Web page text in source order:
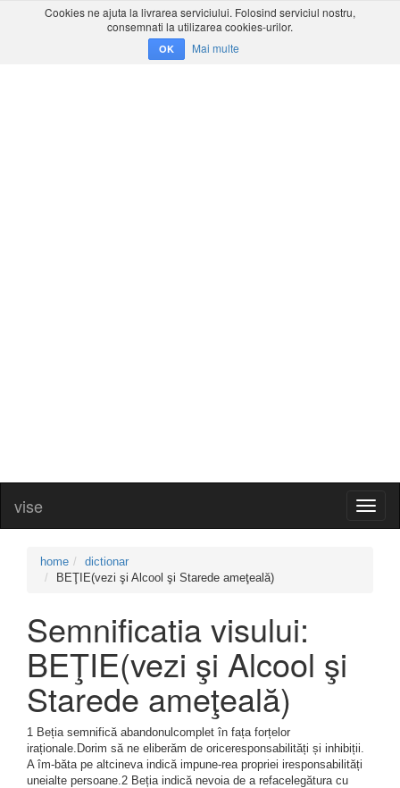
Cookies ne ajuta la livrarea serviciului. Folosind serviciul nostru,
consemnati la utilizarea cookies-urilor.
OK Mai multe
vise
home
dictionar
BEŢIE(vezi şi Alcool şi Starede ameţeală)
Semnificatia visului:
BEŢIE(vezi şi Alcool şi
Starede ameţeală)
1 Beția semnifică abandonulcomplet în fața forțelor
iraționale.Dorim să ne eliberăm de oriceresponsabilități și inhibiții.
A îm-băta pe altcineva indică impune-rea propriei iresponsabilități
uneialte persoane.2 Beția indică nevoia de a refacelegătura cu